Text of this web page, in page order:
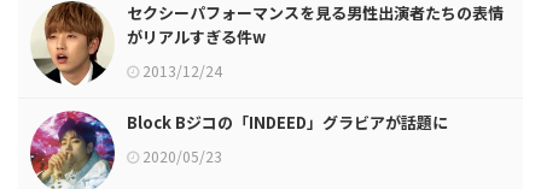
セクシーパフォーマンスを見る男性出演者たちの表情
がリアルすぎる件w
2013/12/24
Block Bジコの「INDEED」グラビアが話題に
2020/05/23